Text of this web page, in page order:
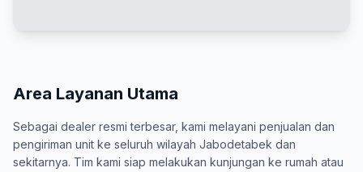
Area Layanan Utama
Sebagai dealer resmi terbesar, kami melayani penjualan dan
pengiriman unit ke seluruh wilayah Jabodetabek dan
sekitarnya. Tim kami siap melakukan kunjungan ke rumah atau